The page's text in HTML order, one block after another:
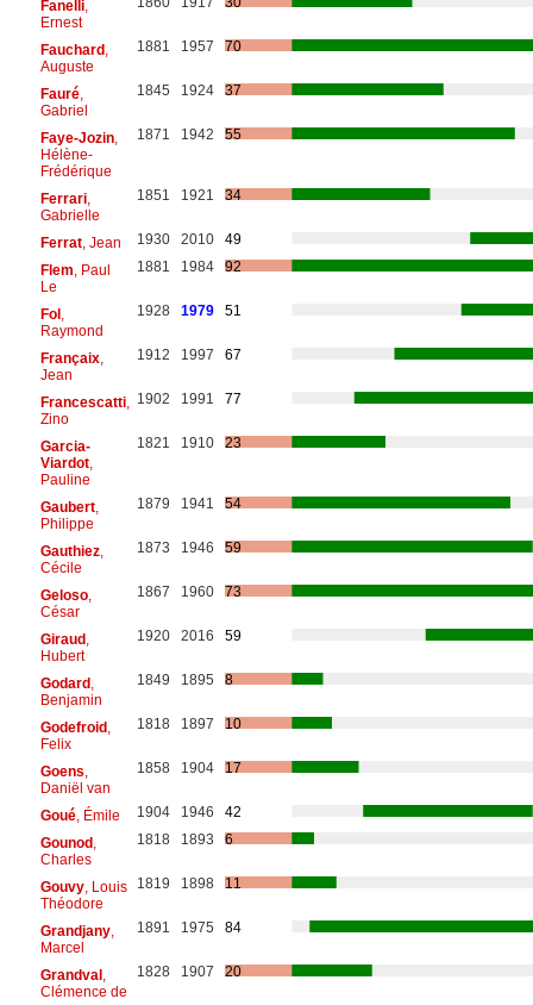
Fanelli,
Ernest
Fauchard,
Auguste
1881 1957 70
Fauré,
Gabriel
1845 1924 37
Faye-Jozin,
Hélène-
Frédérique
1871 1942 55
Ferrari,
Gabrielle
1851 1921 34
Ferrat, Jean 1930 2010
49
Flem , Paul
Le
1881 1984 92
Fol,
Raymond
1928 1979 51
Françaix,
Jean
1912 1997 67
Francescatti,
Zino
1902 1991 77
Garcia-
Viardot,
Pauline
1821 1910 23
Gaubert,
Philippe
1879 1941 54
Gauthiez,
Cécile
1873 1946 59
Geloso,
César
1867 1960 73
Giraud,
Hubert
1920 2016 59
Godard,
Benjamin
1849 1895 8
Godefroid,
Felix
1818 1897 10
Goens
Daniël van
1858 1904 17
Goué, Émile 1904 1946
42
Gounod,
Charles
1818 1893 6
Gouvy, Louis
Théodore
1819 1898 11
Grandjany,
Marcel
1891 1975 84
Grandval,
Clémence de
1828 1907 20